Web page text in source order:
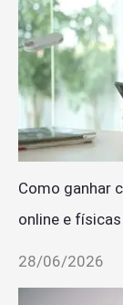
Como ganhar
online e físicas
28/06/2026